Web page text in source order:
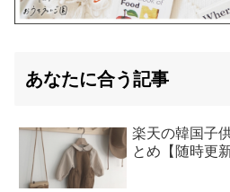
あなたに合う記事
楽天の韓国子
とめ【随時更新